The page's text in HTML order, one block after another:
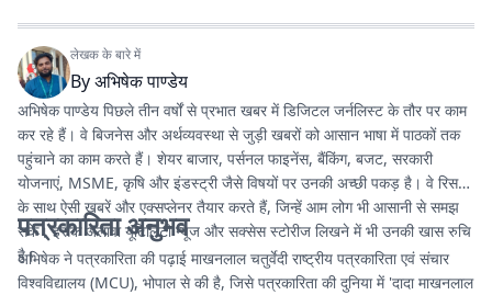
लेखक के बारे में
Byअभिषेक पाण्डेय
अभिषेक पाण्डेय पिछले तीन वर्षों से प्रभात खबर में डिजिटल जर्नलिस्ट के तौर पर काम
कर रहे हैं। वे बिजनेस और अर्थव्यवस्था से जुड़ी खबरों को आसान भाषा में पाठकों तक
पहुंचाने का काम करते हैं। शेयर बाजार, पर्सनल फाइनेंस, बैंकिंग, बजट, सरकारी
योजनाएं, MSME, कृषि और इंडस्ट्री जैसे विषयों पर उनकी अच्छी पकड़ है। वे रिसर्च
के साथ ऐसी खबरें और एक्सप्लेनर तैयार करते हैं, जिन्हें आम लोग भी आसानी से समझ
सकें। इसके अलावा यूटिलिटी न्यूज और सक्सेस स्टोरीज लिखने में भी उनकी खास रुचि
है।
पत्रकारिता अनुभव
अभिषेक ने पत्रकारिता की पढ़ाई माखनलाल चतुर्वेदी राष्ट्रीय पत्रकारिता एवं संचार
विश्वविद्यालय (MCU), भोपाल से की है, जिसे पत्रकारिता की दुनिया में 'दादा माखनलाल